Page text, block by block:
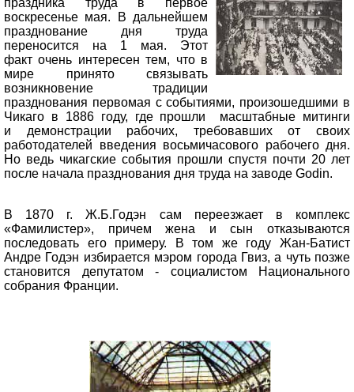
праздника труда в первое
воскресенье мая. В дальнейшем
празднование дня труда
переносится на 1 мая. Этот
факт очень интересен тем, что в
мире принято связывать
возникновение традиции
празднования первомая с событиями, произошедшими в
Чикаго в 1886 году, где прошли масштабные митинги
и демонстрации рабочих, требовавших от своих
работодателей введения восьмичасового рабочего дня.
Но ведь чикагские события прошли спустя почти 20 лет
после начала празднования дня труда на заводе Godin.
В 1870 г. Ж.Б.Годэн сам переезжает в комплекс
«Фамилистер», причем жена и сын отказываются
последовать его примеру. В том же году Жан-Батист
Андре Годэн избирается мэром города Гвиз, а чуть позже
становится депутатом - социалистом Национального
собрания Франции.